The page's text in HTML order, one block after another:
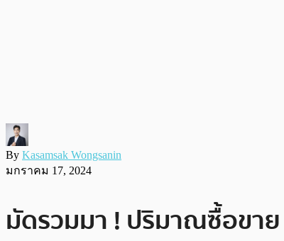
By Kasamsak Wongsanin
มกราคม 17, 2024
มัดรวมมา ! ปริมาณซื้อขาย